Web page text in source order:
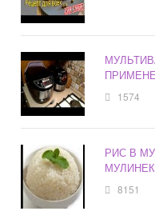
1574
РИС В
8151